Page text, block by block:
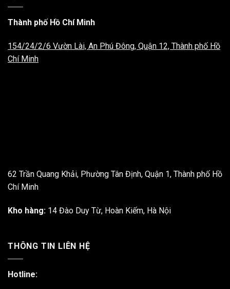
Thành phố Hồ Chí Minh
154/24/2/6 Vườn Lài, An Phú Đông, Quận 12, Thành phố Hồ
Chí Minh
62 Trần Quang Khải, Phường Tân Định, Quận 1, Thành phố Hồ
Chí Minh
Kho hàng: 14 Đào Duy Từ, Hoàn Kiếm, Hà Nội
THÔNG TIN LIÊN HỆ
Hotline: